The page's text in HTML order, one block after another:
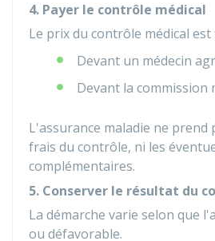
4. Payer le contrôle médical
Le prix du contrôle médical est :
Devant un médecin
Devant la commission
L'assurance maladie ne prend
frais du contrôle, ni les
complémentaires.
5. Conserver le résultat du
La démarche varie selon que
ou défavorable.